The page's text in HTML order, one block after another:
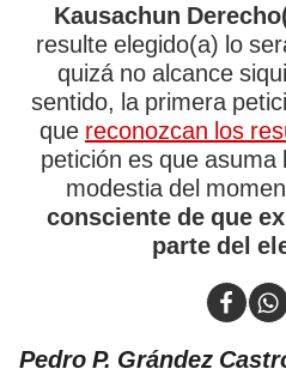
Kausachun
resulte elegido(a) lo
quizá no alcance
sentido, la primera
que reconozcan los
petición es que
modestia del
consciente de que
parte del
Pedro P. Grández